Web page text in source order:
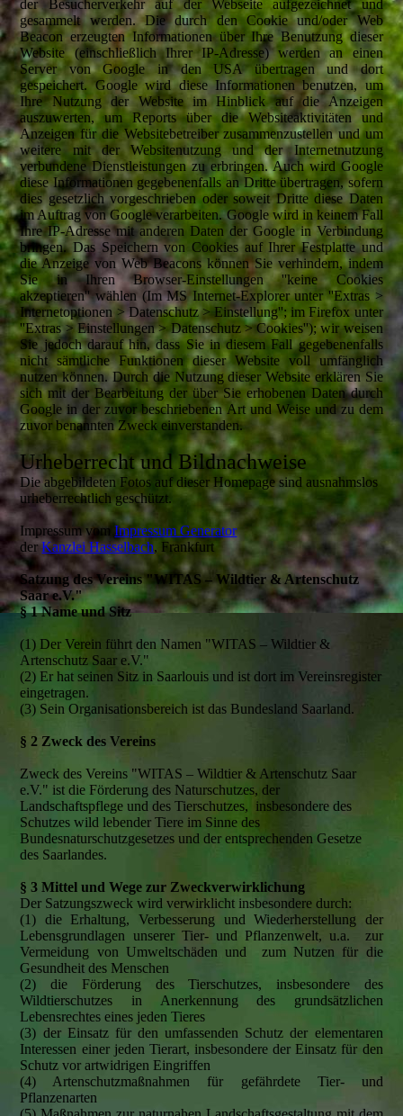
der Besucherverkehr auf der Webseite aufgezeichnet und
gesammelt werden. Die durch den Cookie und/oder Web
Beacon erzeugten Informationen über Ihre Benutzung dieser
Website (einschließlich Ihrer IP-Adresse) werden an einen
Server von Google in den USA übertragen und dort
gespeichert. Google wird diese Informationen benutzen, um
Ihre Nutzung der Website im Hinblick auf die Anzeigen
auszuwerten, um Reports über die Websiteaktivitäten und
Anzeigen für die Websitebetreiber zusammenzustellen und um
weitere mit der Websitenutzung und der Internetnutzung
verbundene Dienstleistungen zu erbringen. Auch wird Google
diese Informationen gegebenenfalls an Dritte übertragen, sofern
dies gesetzlich vorgeschrieben oder soweit Dritte diese Daten
im Auftrag von Google verarbeiten. Google wird in keinem Fall
Ihre IP-Adresse mit anderen Daten der Google in Verbindung
bringen. Das Speichern von Cookies auf Ihrer Festplatte und
die Anzeige von Web Beacons können Sie verhindern, indem
Sie in Ihren Browser-Einstellungen ''keine Cookies
akzeptieren'' wählen (Im MS Internet-Explorer unter ''Extras >
Internetoptionen > Datenschutz > Einstellung''; im Firefox unter
''Extras > Einstellungen > Datenschutz > Cookies''); wir weisen
Sie jedoch darauf hin, dass Sie in diesem Fall gegebenenfalls
nicht sämtliche Funktionen dieser Website voll umfänglich
nutzen können. Durch die Nutzung dieser Website erklären Sie
sich mit der Bearbeitung der über Sie erhobenen Daten durch
Google in der zuvor beschriebenen Art und Weise und zu dem
zuvor benannten Zweck einverstanden.
Urheberrecht und Bildnachweise
Die abgebildeten Fotos auf dieser Homepage sind ausnahmslos
urheberrechtlich geschützt.
Impressum vomImpressum Generator
derKanzlei Hasselbach, Frankfurt
Satzung des Vereins "WITAS – Wildtier & Artenschutz
Saar e.V."
§ 1 Name und Sitz
(1) Der Verein führt den Namen "WITAS – Wildtier &
Artenschutz Saar e.V."
(2) Er hat seinen Sitz in Saarlouis und ist dort im Vereinsregister
eingetragen.
(3) Sein Organisationsbereich ist das Bundesland Saarland.
§ 2 Zweck des Vereins
Zweck des Vereins "WITAS – Wildtier & Artenschutz Saar
e.V." ist die Förderung des Naturschutzes, der
Landschaftspflege und des Tierschutzes, insbesondere des
Schutzes wild lebender Tiere im Sinne des
Bundesnaturschutzgesetzes und der entsprechenden Gesetze
des Saarlandes.
§ 3 Mittel und Wege zur Zweckverwirklichung
Der Satzungszweck wird verwirklicht insbesondere durch:
(1) die Erhaltung, Verbesserung und Wiederherstellung der
Lebensgrundlagen unserer Tier- und Pflanzenwelt, u.a. zur
Vermeidung von Umweltschäden und zum Nutzen für die
Gesundheit des Menschen
(2) die Förderung des Tierschutzes, insbesondere des
Wildtierschutzes in Anerkennung des grundsätzlichen
Lebensrechtes eines jeden Tieres
(3) der Einsatz für den umfassenden Schutz der elementaren
Interessen einer jeden Tierart, insbesondere der Einsatz für den
Schutz vor artwidrigen Eingriffen
(4) Artenschutzmaßnahmen für gefährdete Tier- und
Pflanzenarten